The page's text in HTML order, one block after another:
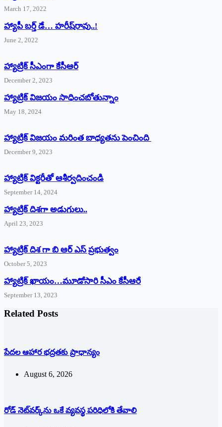
March 17, 2022
హ్యాపీ బర్త్ ‌డే… హరీష్‌రావు..!
June 2, 2022
హ్యాట్రిక్‌ ‌సీఎంగా కేసీఆర్‌
December 2, 2023
హ్యాట్రిక్‌ విజయం సాధించబోతున్నాం
May 18, 2024
హ్యాట్రిక్ విజయం మరింత బాధ్యతను పెంచింది
December 9, 2023
హ్యాట్రిక్‌ ‌విక్టరీతో ఆశీర్వదించండి
September 14, 2024
‌హ్యాట్రిక్‌ ‌దిశగా అడుగులు..
April 23, 2023
హ్యాట్రిక్ దిశ గా బి ఆర్ ఎస్ ప్రభుత్వం
October 5, 2023
హ్యాట్రిక్‌ ‌ఖాయం…మూడోసారి సీఎం కేసీఆరే
September 13, 2023
Related Posts
పేదల ఆహార భద్రతకు ప్రాధాన్యం
August 6, 2026
రోడ్ నెట్‌వర్క్‌ను ఒకే వ్య‌వ‌స్థ ప‌రిధిలోకి తేవాలి